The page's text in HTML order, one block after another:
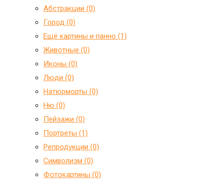
Абстракции (0)
Город (0)
Ещё картины и панно (1)
Животные (0)
Иконы (0)
Люди (0)
Натюрморты (0)
Ню (0)
Пейзажи (0)
Портреты (1)
Репродукции (0)
Символизм (0)
Фотокартины (0)